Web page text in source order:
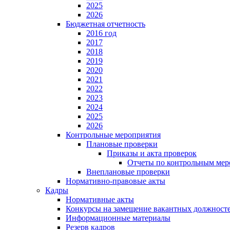
2025
2026
Бюджетная отчетность
2016 год
2017
2018
2019
2020
2021
2022
2023
2024
2025
2026
Контрольные мероприятия
Плановые проверки
Приказы и акта проверок
Отчеты по контрольным
Внеплановые проверки
Нормативно-правовые акты
Кадры
Нормативные акты
Конкурсы на замещение вакантных
Информационные материалы
Резерв кадров